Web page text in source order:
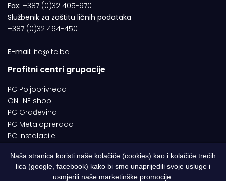
Fax: +387 (0)32 405-970
Službenik za zaštitu ličnih podataka
+387 (0)32 464-450
E-mail: itc@itc.ba
Profitni centri grupacije
PC Poljoprivreda
ONLINE shop
PC Građevina
PC Metaloprerada
PC Instalacije
© 1994-2026 | ITC d.o.o. Zenica. Sva prava pridržana | Designed by
Naša stranica koristi naše kolačiče (cookies) kao i kolačiće trećih
lica (google, facebook) kako bi smo unaprijedili svoje usluge i
usmjerili naše marketinške promocije.